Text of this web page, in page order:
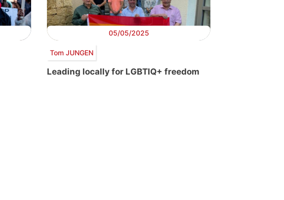
05/05/2025
Tom JUNGEN
Leading locally for LGBTIQ+ freedom